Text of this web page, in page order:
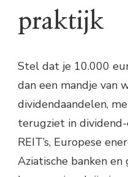
praktijk
Stel dat je 10.000
dan een mandje van
dividendaandelen,
terugziet in dividend-
REIT’s, Europese
Aziatische banken